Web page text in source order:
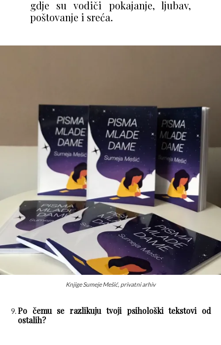
gdje su vodiči pokajanje, ljubav,
poštovanje i sreća.
Knjige Sumeje Mešić, privatni arhiv
Po čemu se razlikuju tvoji psihološki tekstovi od
ostalih?